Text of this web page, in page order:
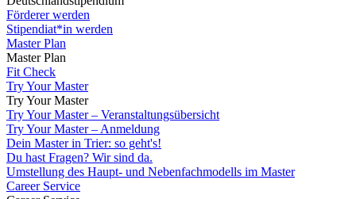
Förderer werden
Stipendiat*in werden
Master Plan
Master Plan
Fit Check
Try Your Master
Try Your Master
Try Your Master – Veranstaltungsübersicht
Try Your Master – Anmeldung
Dein Master in Trier: so geht's!
Du hast Fragen? Wir sind da.
Umstellung des Haupt- und Nebenfachmodells im Master
Career Service